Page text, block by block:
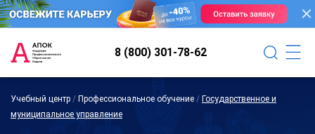
8 (800) 301-78-62
Учебный центр / Профессиональное обучение / Государственное и
муниципальное управление